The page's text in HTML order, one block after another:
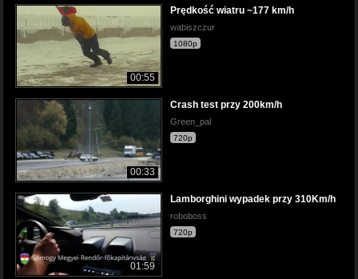
00:55
Prędkość wiatru ~177 km/h
wabiszczur
1080p
00:33
Crash test przy 200km/h
Green_pal
720p
01:59
Lamborghini wypadek przy 310Km/h
roboboss
720p